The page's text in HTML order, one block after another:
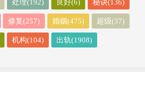
处理(192) 良好(6) 秘诀(136)
修复(257) 婚姻(475) 超级(37)
机构(104) 出轨(1908)